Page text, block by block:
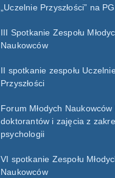
„Uczelnie Przyszłości” na PG
III Spotkanie Zespołu
Naukowców
II spotkanie zespołu Uczelnie
Przyszłości
Forum Młodych Naukowców
doktorantów i zajęcia z
psychologii
VI spotkanie Zespołu
Naukowców